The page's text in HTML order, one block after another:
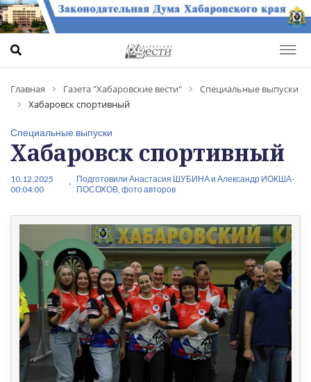
Главная Газета "Хабаровские вести"
Специальные выпуски
Хабаровск спортивный
Специальные выпуски
Хабаровск спортивный
10.12.2025
00:04:00
Подготовили Анастасия ШУБИНА и Александр ИОКША-
ПОСОХОВ, фото авторов